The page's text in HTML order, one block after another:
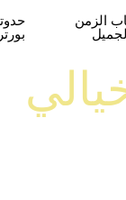
الزمن